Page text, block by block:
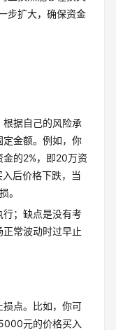
步扩大，确保资金
据自己的风险承
定金额。例如，你
的2%，即20万资
后价格下跌，当
。
；缺点是没有考
常波动时过早止
点。比如，你可
元的价格买入